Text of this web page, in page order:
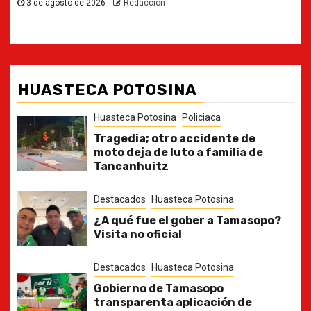
HUASTECA POTOSINA
Huasteca Potosina Policiaca
Tragedia; otro accidente de
moto deja de luto a familia de
Tancanhuitz
Destacados Huasteca Potosina
¿A qué fue el gober a Tamasopo?
Visita no oficial
Destacados Huasteca Potosina
Gobierno de Tamasopo
transparenta aplicación de